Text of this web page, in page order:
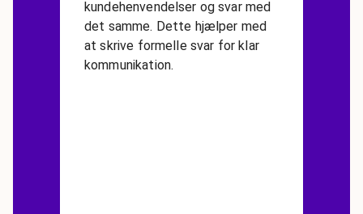
kundehenvendelser og svar med
det samme. Dette hjælper med
at skrive formelle svar for klar
kommunikation.